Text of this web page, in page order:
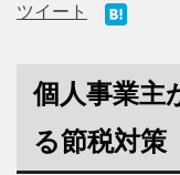
ツイート
個人事業主
る節税対策